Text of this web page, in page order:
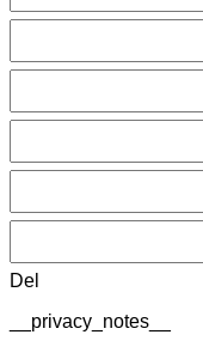
Del
__privacy_notes__